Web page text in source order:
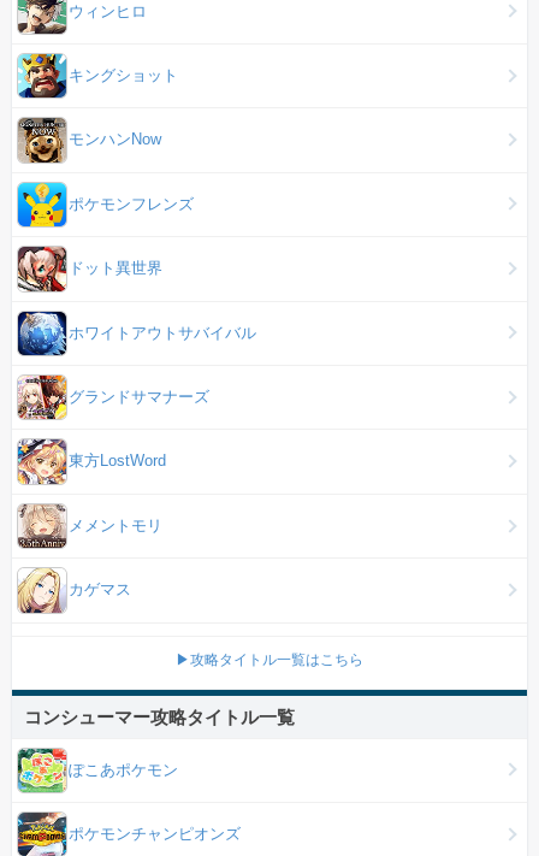
ウィンヒロ
キングショット
モンハンNow
ポケモンフレンズ
ドット異世界
ホワイトアウトサバイバル
グランドサマナーズ
東方LostWord
メメントモリ
カゲマス
▶攻略タイトル一覧はこちら
コンシューマー攻略タイトル一覧
ぽこあポケモン
ポケモンチャンピオンズ